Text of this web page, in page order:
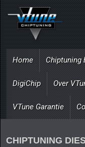
Home Chiptuning
DigiChip Over
VTune Garantie
CHIPTUNING